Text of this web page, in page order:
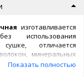
изготавливается
использования
отличается
минеральных
Показать полностью